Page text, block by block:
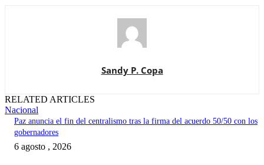
Sandy P. Copa
RELATED ARTICLES
Nacional
Paz anuncia el fin del centralismo tras la firma del acuerdo 50/50 con los
gobernadores
6 agosto , 2026